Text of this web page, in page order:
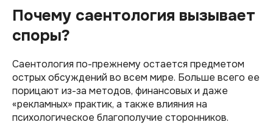
Почему саентология вызывает
споры?
Саентология по-прежнему остается предметом
острых обсуждений во всем мире. Больше всего ее
порицают из-за методов, финансовых и даже
«рекламных» практик, а также влияния на
психологическое благополучие сторонников.